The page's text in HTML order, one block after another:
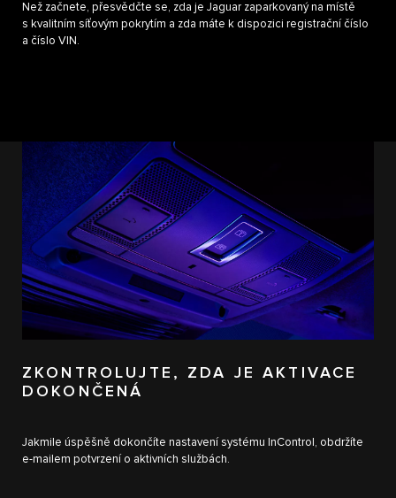
Než začnete, přesvědčte se, zda je Jaguar zaparkovaný na místě
s kvalitním síťovým pokrytím a zda máte k dispozici registrační číslo
a číslo VIN.
ZKONTROLUJTE, ZDA JE AKTIVACE
DOKONČENÁ
Jakmile úspěšně dokončíte nastavení systému InControl, obdržíte
e-mailem potvrzení o aktivních službách.